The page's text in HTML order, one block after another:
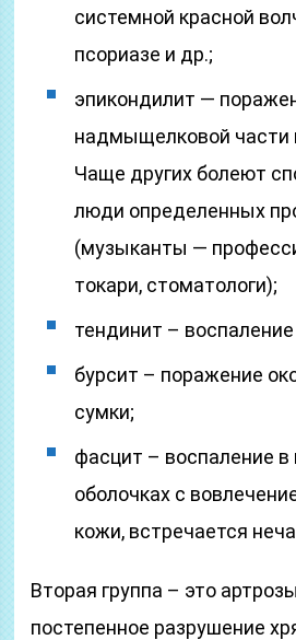
системной красной
псориазе и др.;
эпикондилит —
надмыщелковой части
Чаще других болеют
люди определенных
(музыканты —
токари, стоматологи);
тендинит –
бурсит – поражение
сумки;
фасцит – воспаление
оболочках с
кожи, встречается
Вторая группа – это
постепенное разрушение